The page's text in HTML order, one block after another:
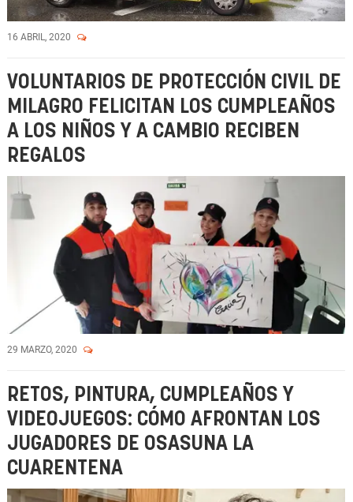
16 ABRIL, 2020
VOLUNTARIOS DE PROTECCIÓN CIVIL DE
MILAGRO FELICITAN LOS CUMPLEAÑOS
A LOS NIÑOS Y A CAMBIO RECIBEN
REGALOS
29 MARZO, 2020
RETOS, PINTURA, CUMPLEAÑOS Y
VIDEOJUEGOS: CÓMO AFRONTAN LOS
JUGADORES DE OSASUNA LA
CUARENTENA